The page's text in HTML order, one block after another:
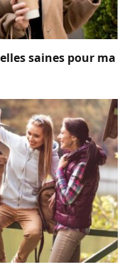
saines pour ma